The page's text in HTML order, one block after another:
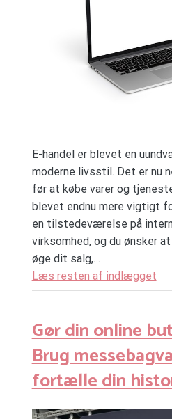
E-handel er blevet en
moderne livsstil. Det er nu
før at købe varer og
blevet endnu mere vigtigt
en tilstedeværelse på
virksomhed, og du ønsker
øge dit salg,…
Læs resten af indlægget
Gør din online
Brug
fortælle din